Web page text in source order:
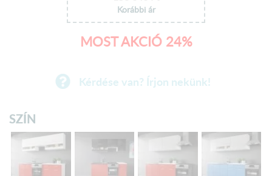
Korábbi ár
MOST AKCIÓ 24%
Kérdése van? Írjon nekünk!
SZÍN